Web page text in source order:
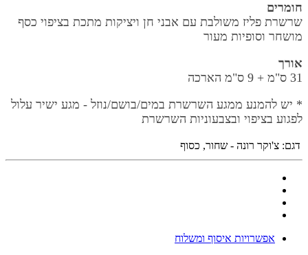
חומרים
שרשרת פליז משולבת עם אבני חן ויציקות מתכת בציפוי כסף
מושחר וסופיות מעור
אורך
31 ס"מ + 9 ס"מ הארכה
* יש להמנע ממגע השרשרת במים/בושם/נוזל - מגע ישיר עלול
לפגוע בציפוי ובצבעוניות השרשרת
דגם: צ'וקר רונה - שחור, כסוף
אפשרויות איסוף ומשלוח